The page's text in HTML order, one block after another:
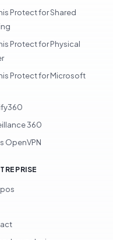
Protect for Shared
Protect for Physical
Protect for Microsoft
360
OpenVPN